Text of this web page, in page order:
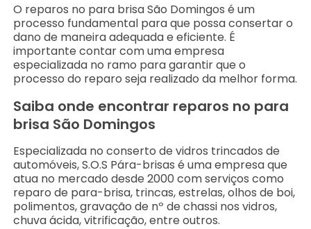
O reparos no para brisa São Domingos é um
processo fundamental para que possa consertar o
dano de maneira adequada e eficiente. É
importante contar com uma empresa
especializada no ramo para garantir que o
processo do reparo seja realizado da melhor forma.
Saiba onde encontrar reparos no para
brisa São Domingos
Especializada no conserto de vidros trincados de
automóveis, S.O.S Pára-brisas é uma empresa que
atua no mercado desde 2000 com serviços como
reparo de para-brisa, trincas, estrelas, olhos de boi,
polimentos, gravação de nº de chassi nos vidros,
chuva ácida, vitrificação, entre outros.